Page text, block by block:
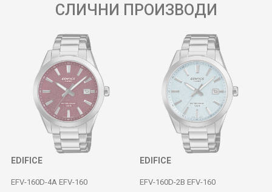
СЛИЧНИ ПРОИЗВОДИ
EDIFICE
EFV-160D-4A EFV-160
EDIFICE
EFV-160D-2B EFV-160